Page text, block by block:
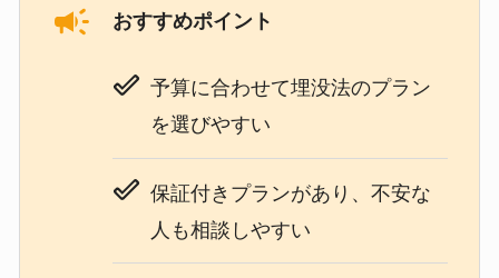
おすすめポイント
予算に合わせて埋没法のプラン
を選びやすい
保証付きプランがあり、不安な
人も相談しやすい